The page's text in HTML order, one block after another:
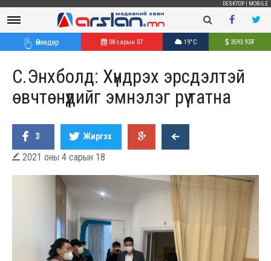
DESKTOP MOBILE
Өнөөдөр 08 сарын 07 19°C 3593.93₮
С.Энхболд: Хүндрэх эрсдэлтэй
өвчтөнүүдийг эмнэлэг рүү татна
3 Жиргэх
 2021 оны 4 сарын 18